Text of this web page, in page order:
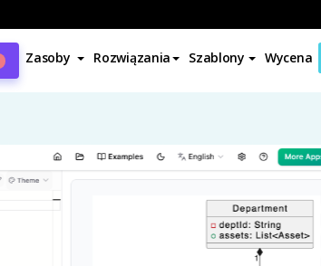
Zasoby Rozwiązania Szablony Wycena